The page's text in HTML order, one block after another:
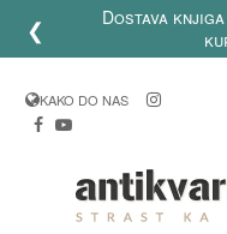
❮
Dostava
KAKO DO NAS